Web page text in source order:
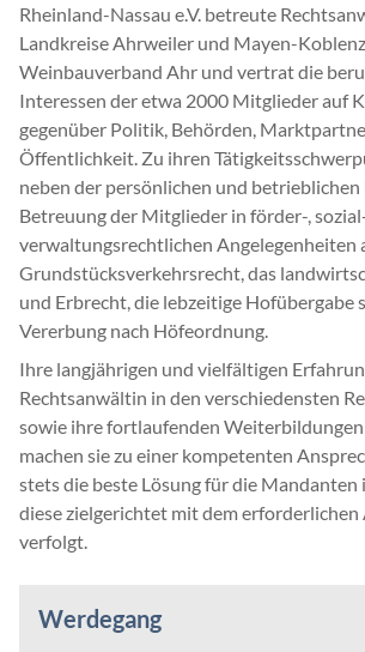
Rheinland-Nassau e.V. betreute
Landkreise Ahrweiler und Mayen-
Weinbauverband Ahr und vertrat die
Interessen der etwa 2000 Mitglieder auf
gegenüber Politik, Behörden,
Öffentlichkeit. Zu ihren
neben der persönlichen und
Betreuung der Mitglieder in förder-,
verwaltungsrechtlichen Angelegenheiten
Grundstücksverkehrsrecht, das
und Erbrecht, die lebzeitige Hofübergabe
Vererbung nach Höfeordnung.
Ihre langjährigen und vielfältigen
Rechtsanwältin in den verschiedensten
sowie ihre fortlaufenden
machen sie zu einer kompetenten
stets die beste Lösung für die Mandanten
diese zielgerichtet mit dem erforderlichen
verfolgt.
Werdegang